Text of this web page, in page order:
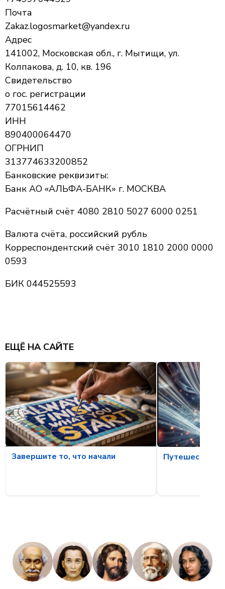
Почта
Zakaz.logosmarket@yandex.ru
Адрес
141002, Московская обл., г. Мытищи, ул.
Колпакова, д. 10, кв. 196
Свидетельство
о гос. регистрации
77015614462
ИНН
890400064470
ОГРНИП
313774633200852
Банковские реквизиты:
Банк АО «АЛЬФА-БАНК» г. МОСКВА
Расчётный счёт 4080 2810 5027 6000 0251
Валюта счёта, российский рубль
Корреспондентский счёт 3010 1810 2000 0000
0593
БИК 044525593
ЕЩЁ НА САЙТЕ
Завершите то, что начали Путешествие